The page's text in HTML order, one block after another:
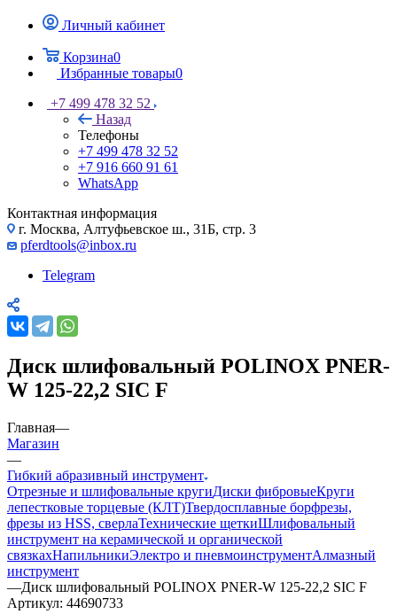
Личный кабинет
Корзина0
Избранные товары0
+7 499 478 32 52
Назад
Телефоны
+7 499 478 32 52
+7 916 660 91 61
WhatsApp
Контактная информация
г. Москва, Алтуфьевское ш., 31Б, стр. 3
pferdtools@inbox.ru
Telegram
Диск шлифовальный POLINOX PNER-
W 125-22,2 SIC F
Главная—
Магазин
—
Гибкий абразивный инструмент
Отрезные и шлифовальные кругиДиски фибровыеКруги
лепестковые торцевые (КЛТ)Твердосплавные борфрезы,
фрезы из HSS, сверлаТехнические щеткиШлифовальный
инструмент на керамической и органической
связкахНапильникиЭлектро и пневмоинструментАлмазный
инструмент
—Диск шлифовальный POLINOX PNER-W 125-22,2 SIC F
Артикул: 44690733